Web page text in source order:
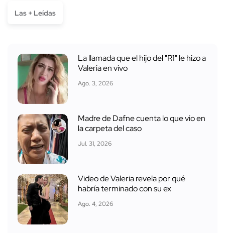
Las + Leídas
La llamada que el hijo del "R1" le hizo a
Valeria en vivo
Ago. 3, 2026
Madre de Dafne cuenta lo que vio en
la carpeta del caso
Jul. 31, 2026
Video de Valeria revela por qué
habría terminado con su ex
Ago. 4, 2026